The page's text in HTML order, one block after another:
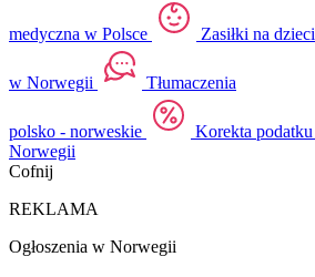
medyczna w Polsce Zasiłki na dzieci
w Norwegii Tłumaczenia
polsko - norweskie Korekta podatku
Norwegii
Cofnij
REKLAMA
Ogłoszenia w Norwegii